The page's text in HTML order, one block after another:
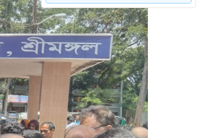
খালেদা জিয়ার মৃত্যুতে হাসিনার শোক
8
বিজয়ের পরই পোস্টার অপসারণে মাঠে
এমপি হাজী মুজিব পরিচ্ছন্ন শ্
9
শেখ হাসিনা ও আসাদুজ্জামানের
মৃত্যুদণ্ড, সম্পদ বাজেয়াপ্তের আদ
এইচএসসি পরীক্ষার ফল প্রকাশ,
পাসের হার ৫৮.৮৩
11